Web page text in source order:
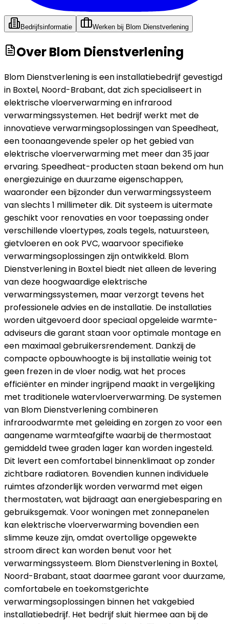
Bedrijfsinformatie Werken bij Blom Dienstverlening
OverBlom Dienstverlening
Blom Dienstverlening is een installatiebedrijf gevestigd
in Boxtel, Noord-Brabant, dat zich specialiseert in
elektrische vloerverwarming en infrarood
verwarmingssystemen. Het bedrijf werkt met de
innovatieve verwarmingsoplossingen van Speedheat,
een toonaangevende speler op het gebied van
elektrische vloerverwarming met meer dan 35 jaar
ervaring. Speedheat-producten staan bekend om hun
energiezuinige en duurzame eigenschappen,
waaronder een bijzonder dun verwarmingssysteem
van slechts 1 millimeter dik. Dit systeem is uitermate
geschikt voor renovaties en voor toepassing onder
verschillende vloertypes, zoals tegels, natuursteen,
gietvloeren en ook PVC, waarvoor specifieke
verwarmingsoplossingen zijn ontwikkeld. Blom
Dienstverlening in Boxtel biedt niet alleen de levering
van deze hoogwaardige elektrische
verwarmingssystemen, maar verzorgt tevens het
professionele advies en de installatie. De installaties
worden uitgevoerd door speciaal opgeleide warmte-
adviseurs die garant staan voor optimale montage en
een maximaal gebruikersrendement. Dankzij de
compacte opbouwhoogte is bij installatie weinig tot
geen frezen in de vloer nodig, wat het proces
efficiënter en minder ingrijpend maakt in vergelijking
met traditionele watervloerverwarming. De systemen
van Blom Dienstverlening combineren
infraroodwarmte met geleiding en zorgen zo voor een
aangename warmteafgifte waarbij de thermostaat
gemiddeld twee graden lager kan worden ingesteld.
Dit levert een comfortabel binnenklimaat op zonder
zichtbare radiatoren. Bovendien kunnen individuele
ruimtes afzonderlijk worden verwarmd met eigen
thermostaten, wat bijdraagt aan energiebesparing en
gebruiksgemak. Voor woningen met zonnepanelen
kan elektrische vloerverwarming bovendien een
slimme keuze zijn, omdat overtollige opgewekte
stroom direct kan worden benut voor het
verwarmingssysteem. Blom Dienstverlening in Boxtel,
Noord-Brabant, staat daarmee garant voor duurzame,
comfortabele en toekomstgerichte
verwarmingsoplossingen binnen het vakgebied
installatiebedrijf. Het bedrijf sluit hiermee aan bij de